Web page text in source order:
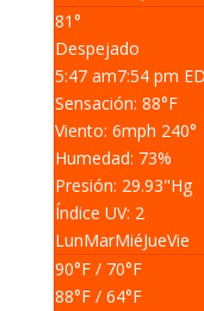
81°
Despejado
5:47 am7:54 pm
Sensación: 88°F
Viento: 6mph 240°
Humedad: 73%
Presión: 29.93"Hg
Índice UV: 2
LunMarMiéJueVie
90°F/ 70°F
88°F/ 64°F